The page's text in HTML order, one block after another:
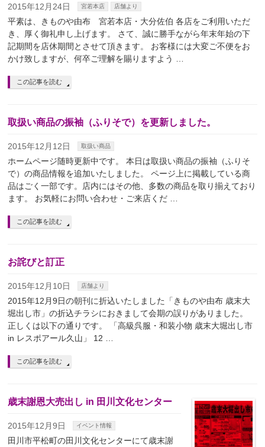
2015年12月24日 宮若本店 店舗より
平素は、きものや由布 宮若本店・大分佐伯 各店をご利用いただ
き、厚く御礼申し上げます。 さて、誠に勝手ながら年末年始の下
記期間を店休期間とさせて頂きます。 お客様には大変ご不便をお
かけ致しますが、何卒ご理解を賜りますよう …
この記事を読む
取扱い商品の振袖（ふりそで）を更新しました。
2015年12月12日 取扱い商品
ホームページ随時更新中です。 本日は取扱い商品の振袖（ふりそ
で）の商品情報を追加いたしました。 ページ上に掲載している商
品はごく一部です。店内にはその他、多数の商品を取り揃えており
ます。 お気軽にお問い合わせ・ご来店くだ …
この記事を読む
お詫びと訂正
2015年12月10日 店舗より
2015年12月9日の朝刊に折込いたしました「きものや由布 歳末大
堀出し市」の折込チラシにおきまして会期の誤りがありました。
正しくは以下の通りです。 「高級呉服・和装小物 歳末大堀出し市
in レスポアール久山」 12 …
この記事を読む
歳末謝恩大売出し in 田川文化センター
2015年12月9日 イベント情報
田川市平松町の田川文化センターにて歳末謝